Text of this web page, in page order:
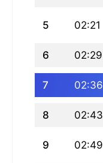
5 02:21
6 02:29
7 02:36
8 02:43
9 02:49